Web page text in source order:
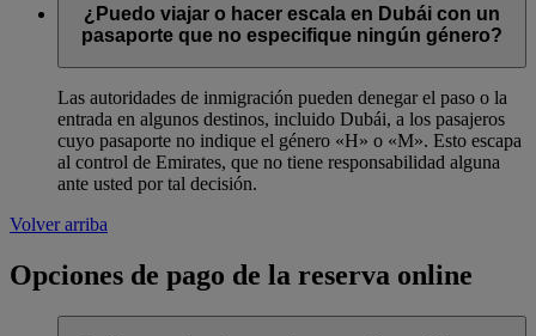
¿Puedo viajar o hacer escala en Dubái con un
pasaporte que no especifique ningún género?
Las autoridades de inmigración pueden denegar el paso o la
entrada en algunos destinos, incluido Dubái, a los pasajeros
cuyo pasaporte no indique el género «H» o «M». Esto escapa
al control de Emirates, que no tiene responsabilidad alguna
ante usted por tal decisión.
Volver arriba
Opciones de pago de la reserva online